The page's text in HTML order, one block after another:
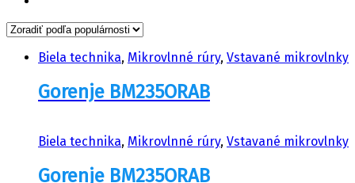
Biela technika, Mikrovlnné rúry, Vstavané mikrovlnky
Gorenje BM235ORAB
Biela technika, Mikrovlnné rúry, Vstavané mikrovlnky
Gorenje BM235ORAB